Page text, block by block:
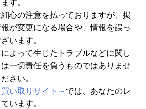
す。
心の注意を払っておりますが、掲
が変更になる場合や、情報を誤っ
います。
よって生じたトラブルなどに関し
一切責任を負うものではありませ
さい。
い取りサイト～ では、あなたのレ
います。